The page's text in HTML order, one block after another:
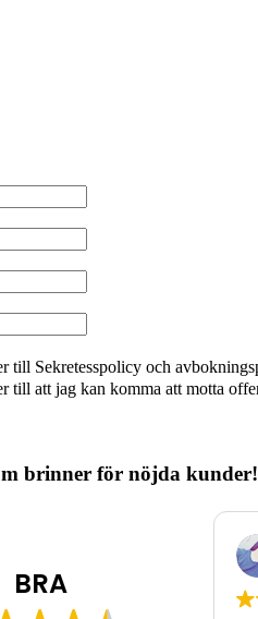
till Sekretesspolicy och
till att jag kan komma att motta
brinner för nöjda kunder!
BRA